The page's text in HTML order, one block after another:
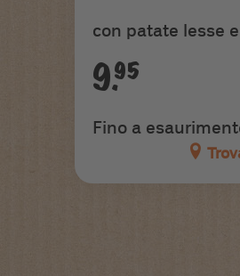
con patate lesse
9.95
Fino a